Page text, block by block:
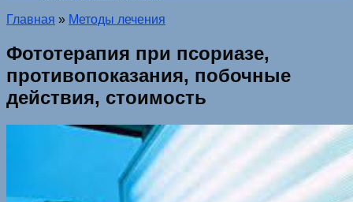
Главная » Методы лечения
Фототерапия при псориазе,
противопоказания, побочные
действия, стоимость